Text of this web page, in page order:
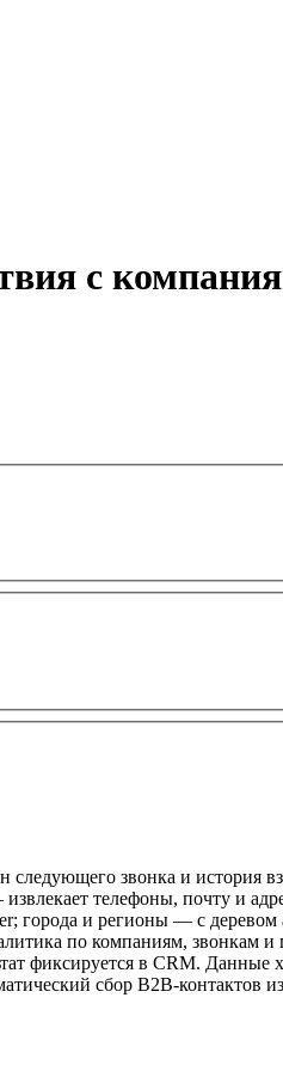
с
следующего звонка и история
телефоны, почту и
города и регионы — с деревом
по компаниям, звонкам и
фиксируется в CRM. Данные
сбор B2B-